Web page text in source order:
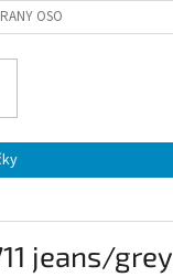
OSOBNÍCH ÚDAJŮ
jeans/grey